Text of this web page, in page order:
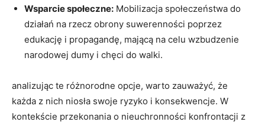
Wsparcie społeczne: Mobilizacja społeczeństwa do
działań na‍ rzecz obrony suwerenności poprzez
edukację i propagandę, mającą na celu wzbudzenie
narodowej dumy​ i chęci do walki.
analizując te‌ różnorodne​ opcje, warto zauważyć, że
każda z nich niosła swoje ⁤ryzyko i konsekwencje. W
kontekście⁢ przekonania o nieuchronności konfrontacji‍ z